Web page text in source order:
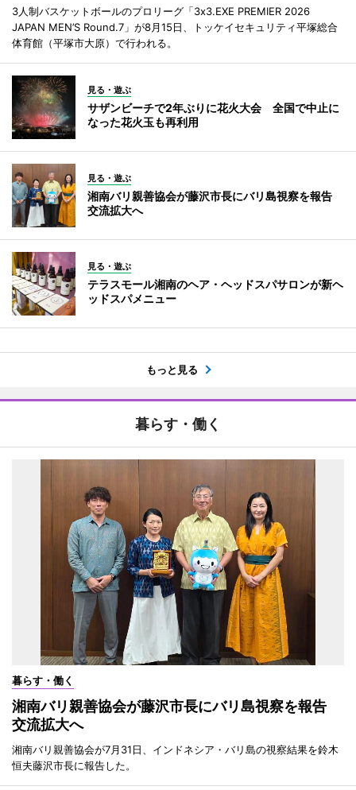
3人制バスケットボールのプロリーグ「3x3.EXE PREMIER 2026
JAPAN MEN’S Round.7」が8月15日、トッケイセキュリティ平塚総合
体育館（平塚市大原）で行われる。
見る・遊ぶ
サザンビーチで2年ぶりに花火大会 全国で中止に
なった花火玉も再利用
見る・遊ぶ
湘南バリ親善協会が藤沢市長にバリ島視察を報告
交流拡大へ
見る・遊ぶ
テラスモール湘南のヘア・ヘッドスパサロンが新ヘ
ッドスパメニュー
もっと見る
暮らす・働く
暮らす・働く
湘南バリ親善協会が藤沢市長にバリ島視察を報告
交流拡大へ
湘南バリ親善協会が7月31日、インドネシア・バリ島の視察結果を鈴木
恒夫藤沢市長に報告した。